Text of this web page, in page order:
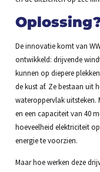
De innovatie komt van
ontwikkeld: drijvende
kunnen op diepere
de kust af. Ze bestaan uit
wateroppervlak uitsteken.
en een capaciteit van 40
hoeveelheid elektriciteit
energie te voorzien.
Maar hoe werken deze